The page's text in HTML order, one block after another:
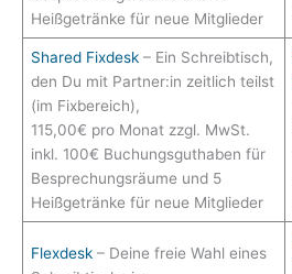
Heißgetränke für neue Mitglieder
Shared Fixdesk– Ein Schreibtisch,
den Du mit Partner:in zeitlich teilst
(im Fixbereich),
115,00€ pro Monat zzgl. MwSt.
inkl. 100€ Buchungsguthaben für
Besprechungsräume und 5
Heißgetränke für neue Mitglieder
Flexdesk – Deine freie Wahl eines